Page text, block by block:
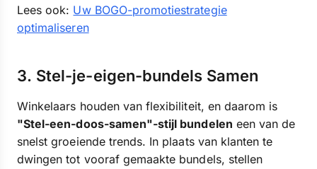
Lees ook: Uw BOGO-promotiestrategie
optimaliseren
3. Stel-je-eigen-bundels Samen
Winkelaars houden van flexibiliteit, en daarom is
"Stel-een-doos-samen"-stijl bundelen een van de
snelst groeiende trends. In plaats van klanten te
dwingen tot vooraf gemaakte bundels, stellen